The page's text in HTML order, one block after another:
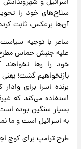
سلاح‌های خود را
آن‌ها برعکس، ثابت
ساعر با توجیه
علیه جنبش حماس
خود را رها
بازنخواهیم گشت؛
برنده اسرا برای
استفاده می‌کند که
بسیار سنگین بوده
به اسرائیل است و ما
طرح ترامپ برای کوچ